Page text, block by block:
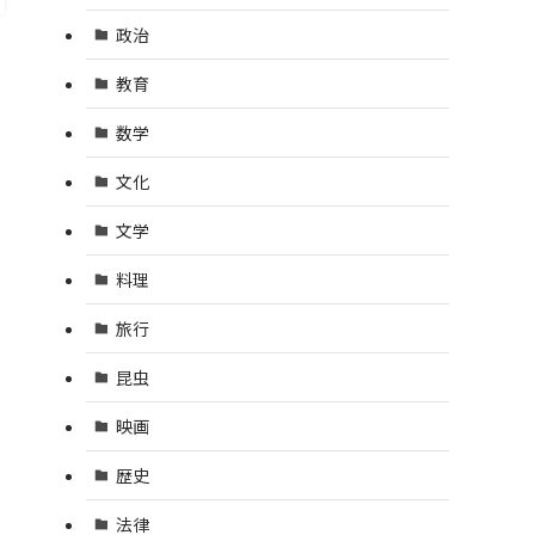
政治
教育
数学
文化
文学
料理
旅行
昆虫
映画
歴史
法律